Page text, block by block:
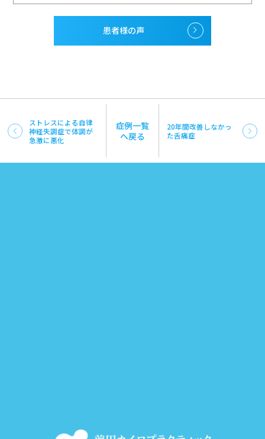
患者様の声
ストレスによる自律
神経失調症で体調が
急激に悪化
症例一覧
へ戻る
20年間改善しなかっ
た舌痛症